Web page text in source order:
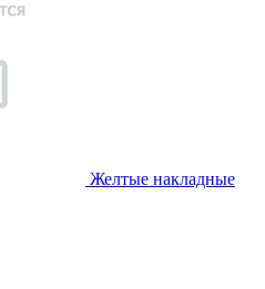
Желтые накладные